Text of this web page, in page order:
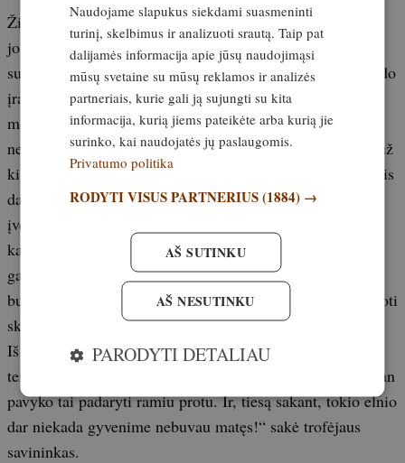
Žinodamas, kad elnias pakeitė savo buveinę, medžiotojas
jo ieškojo kitame miško plote: „Tik praėjusį lapkritį
susidūriau akis į akį su šiuo elniu ir turiu susitikimo vaizdo
įrašą. Tada bulius dingo. Šį sezoną nusprendžiau pradėti
medžioti iš šios vietovės. Taigi rugpjūčio 26 d. sėdėjau
netoli Radečnicos kaimo. Vakare jį pastebėjau maždaug už
kilometro. Negalėjau laukti. Greitai bėgau paskui jį, kol jis
dar nespėjo iš lauko įeiti į mišką. Paskutinius 300 metrų
įveikiau labai lėtai, jo nematydamas, nes laukas tai kilo į
kalną, tai leidosi žemyn. Galiausiai pamačiau ragų
galiukus, užsidėjau ginklą ir ėjau toliau. Laimei, šūvis
buvo sėkmingas, o tada beliko tik nufotografuoti ir apdoroti
skerdeną.
Iš pradžių buvau apimtas emocijų ir net nesugebėjau
teisingai apibūdinti ragų formos, tačiau tik antrą dieną man
pavyko tai padaryti ramiu protu. Ir, tiesą sakant, tokio elnio
dar niekada gyvenime nebuvau matęs!“ sakė trofėjaus
savininkas.
Naudojame slapukus siekdami suasmeninti
turinį, skelbimus ir analizuoti srautą. Taip pat
dalijamės informacija apie jūsų naudojimąsi
mūsų svetaine su mūsų reklamos ir analizės
partneriais, kurie gali ją sujungti su kita
informacija, kurią jiems pateikėte arba kurią jie
surinko, kai naudojatės jų paslaugomis.
Privatumo politika
RODYTI VISUS PARTNERIUS(1884) →
AŠ SUTINKU
AŠ NESUTINKU
PARODYTI DETALIAU